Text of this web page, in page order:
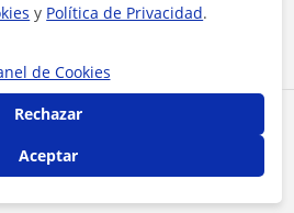
ahora
y Política de Privacidad.
de Cookies
Rechazar
Aceptar